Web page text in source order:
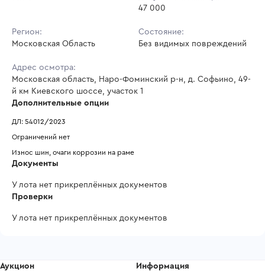
47 000
Регион:
Московская Область
Состояние:
Без видимых повреждений
Адрес осмотра:
Московская область, Наро-Фоминский р-н, д. Софьино, 49-
й км Киевского шоссе, участок 1
Дополнительные опции
ДЛ: 54012/2023
Ограничений нет
Износ шин, очаги коррозии на раме
Документы
У лота нет прикреплённых документов
Проверки
У лота нет прикреплённых документов
Аукцион Информация